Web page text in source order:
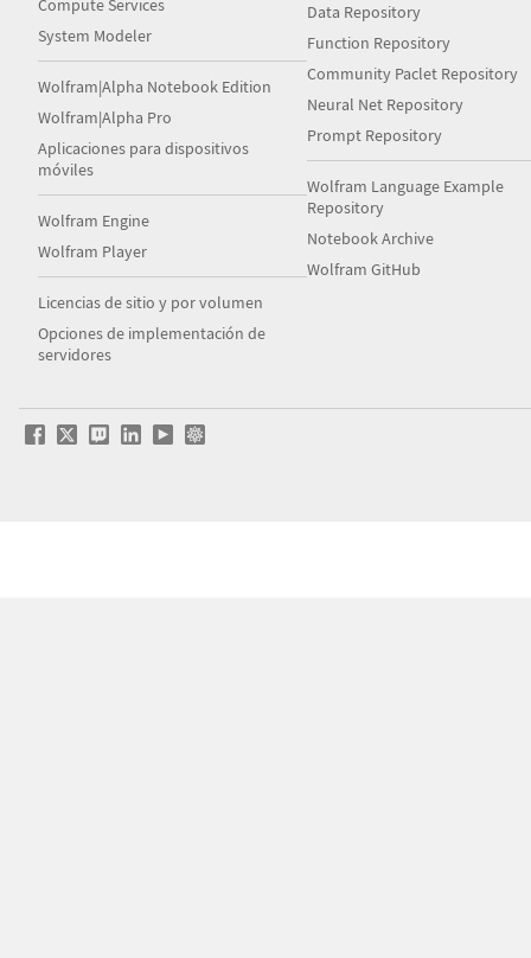
Compute Services
System Modeler
Wolfram|Alpha Notebook Edition
Wolfram|Alpha Pro
Aplicaciones para dispositivos
móviles
Wolfram Engine
Wolfram Player
Licencias de sitio y por volumen
Opciones de implementación de
servidores
Data Repository
Function Repository
Community Paclet Repository
Neural Net Repository
Prompt Repository
Wolfram Language Example
Repository
Notebook Archive
Wolfram GitHub